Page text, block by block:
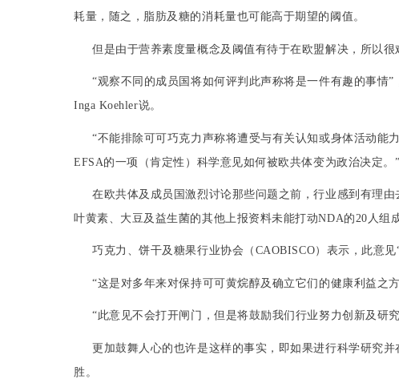
耗量，随之，脂肪及 糖的消耗量也可能高于期望的 阈值。
但是由于营养素度量概念及 阈值有待于在欧盟解决，所以
“观察不同的成员国将如何评判此声称将是一件有趣的事情”
Inga Koehler说。
“不能排除可可巧克力 声称将遭受与有关认知或身体活动能
EFSA的一项（肯定性）科学意见如何被欧共体变为政治决定。”
在 欧共体及成员国激烈讨论那些问题之前，行业感到有理由
叶黄素
大豆 及益生菌的其他上报资料未能打动NDA的 20 人组
巧克力 、饼干及 糖果行业协会（ CAOBISCO）表示，此意
“这是对多年来对保持可可黄烷醇及确立它们的健康利益之
“此意见不会打开闸门 ，但是将鼓励我们行业努力创新及研
更加鼓舞人心的也许是这样的事实，即如果进行科学研究并
胜。